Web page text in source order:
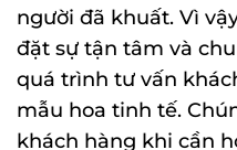
người đã khuất. Vì
đặt sự tận tâm và
quá trình tư vấn
mẫu hoa tinh tế.
khách hàng khi cần